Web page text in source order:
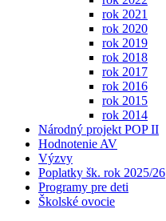
rok 2021
rok 2020
rok 2019
rok 2018
rok 2017
rok 2016
rok 2015
rok 2014
Národný projekt POP II
Hodnotenie AV
Výzvy
Poplatky šk. rok 2025/26
Programy pre deti
Školské ovocie